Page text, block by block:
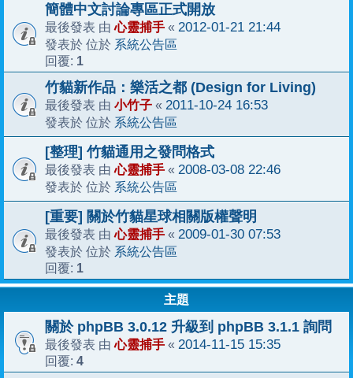
簡體中文討論專區正式開放
最後發表 由心靈捕手 « 2012-01-21 21:44
發表於 位於 系統公告區
回覆: 1
竹貓新作品：樂活之都 (Design for Living)
最後發表 由 小竹子 « 2011-10-24 16:53
發表於 位於 系統公告區
[整理] 竹貓通用之發問格式
最後發表 由心靈捕手 « 2008-03-08 22:46
發表於 位於 系統公告區
[重要] 關於竹貓星球相關版權聲明
最後發表 由心靈捕手 « 2009-01-30 07:53
發表於 位於 系統公告區
回覆: 1
主題
關於 phpBB 3.0.12 升級到 phpBB 3.1.1 詢問
最後發表 由心靈捕手 « 2014-11-15 15:35
回覆: 4